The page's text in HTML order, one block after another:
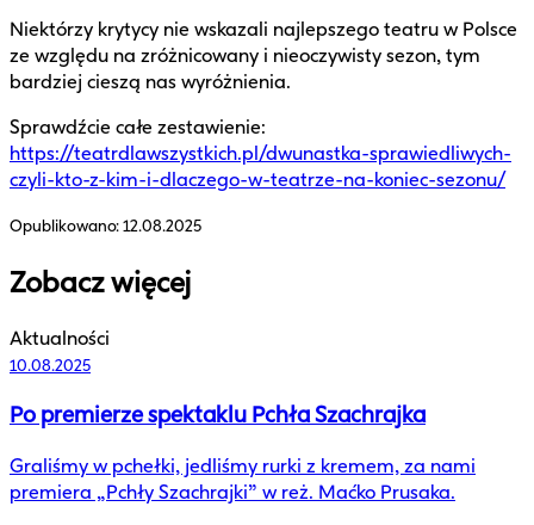
Niektórzy krytycy nie wskazali najlepszego teatru w Polsce
ze względu na zróżnicowany i nieoczywisty sezon, tym
bardziej cieszą nas wyróżnienia.
Sprawdźcie całe zestawienie:
https://teatrdlawszystkich.pl/dwunastka-sprawiedliwych-
czyli-kto-z-kim-i-dlaczego-w-teatrze-na-koniec-sezonu/
Opublikowano:12.08.2025
Zobacz więcej
Aktualności
10.08.2025
Po premierze spektaklu Pchła Szachrajka
Graliśmy w pchełki, jedliśmy rurki z kremem, za nami
premiera „Pchły Szachrajki” w reż. Maćko Prusaka.